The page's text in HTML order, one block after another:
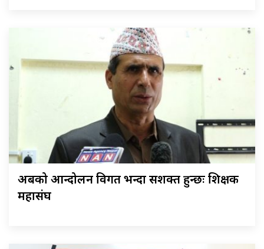
अबको आन्दोलन विगत भन्दा सशक्त हुन्छः शिक्षक
महासंघ